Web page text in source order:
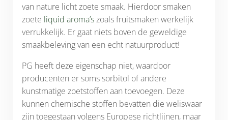
van nature licht zoete smaak. Hierdoor smaken
zoete liquid aroma’szoals fruitsmaken werkelijk
verrukkelijk. Er gaat niets boven de geweldige
smaakbeleving van een echt natuurproduct!
PG heeft deze eigenschap niet, waardoor
producenten er soms sorbitol of andere
kunstmatige zoetstoffen aan toevoegen. Deze
kunnen chemische stoffen bevatten die weliswaar
zijn toegestaan volgens Europese richtlijnen, maar